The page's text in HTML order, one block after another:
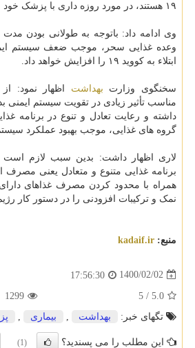
۱۹ هستند، در مورد روزه داری با پزشک خود مشورت کنند.
وی ادامه داد: باتوجه به طولانی بودن
وعده غذایی سحر، موجب ضعف سیستم
ابتلاء به کووید ۱۹ را افزایش خواهد داد.
سخنگوی وزارت بهداشت اظهار نمود:
داشته و رعایت تعادل و تنوع در برنامه
گروه های غذایی، موجب بهبود عملکرد
لاری اظهار داشت: بدین سبب لازم است
برنامه غذایی متنوع و متعادل یعنی مصرف
همراه با محدود کردن مصرف غذاهای
نمک و ترکیبات افزودنی را در دستور کار
منبع: kadaif.ir
1400/02/02
17:56:30
5.0
/
5
1299
تگهای خبر:
بهداشت بیماری
این مطلب را می پسندید؟ (1)